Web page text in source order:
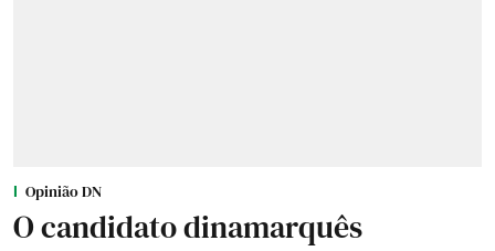
Opinião DN
O candidato dinamarquês